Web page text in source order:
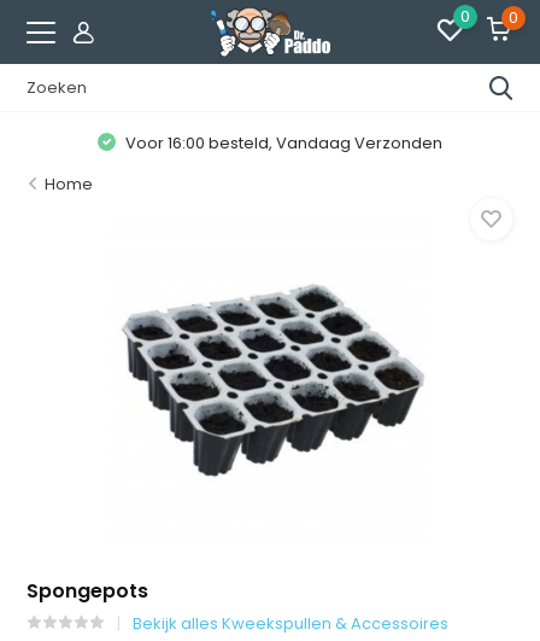
0 0
Voor 16:00 besteld, Vandaag Verzonden
Home
Spongepots
Bekijk alles Kweekspullen & Accessoires